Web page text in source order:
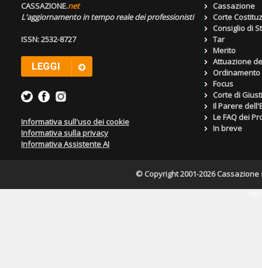
CASSAZIONE.net
L'aggiornamento in tempo reale dei professionisti
ISSN: 2532-8727
Informativa sull'uso dei cookie
Informativa sulla privacy
Informativa Assistente AI
Cassazione
Corte
Consiglio di
Tar
Merito
Attuazione
Focus
Corte di
Il Parere
Le FAQ dei
In breve
© Copyright 2001-2026 Cassazione